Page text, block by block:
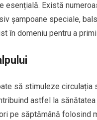
esențială. Există
șampoane speciale,
în domeniu pentru a
să stimuleze
astfel la
pe săptămână folosind